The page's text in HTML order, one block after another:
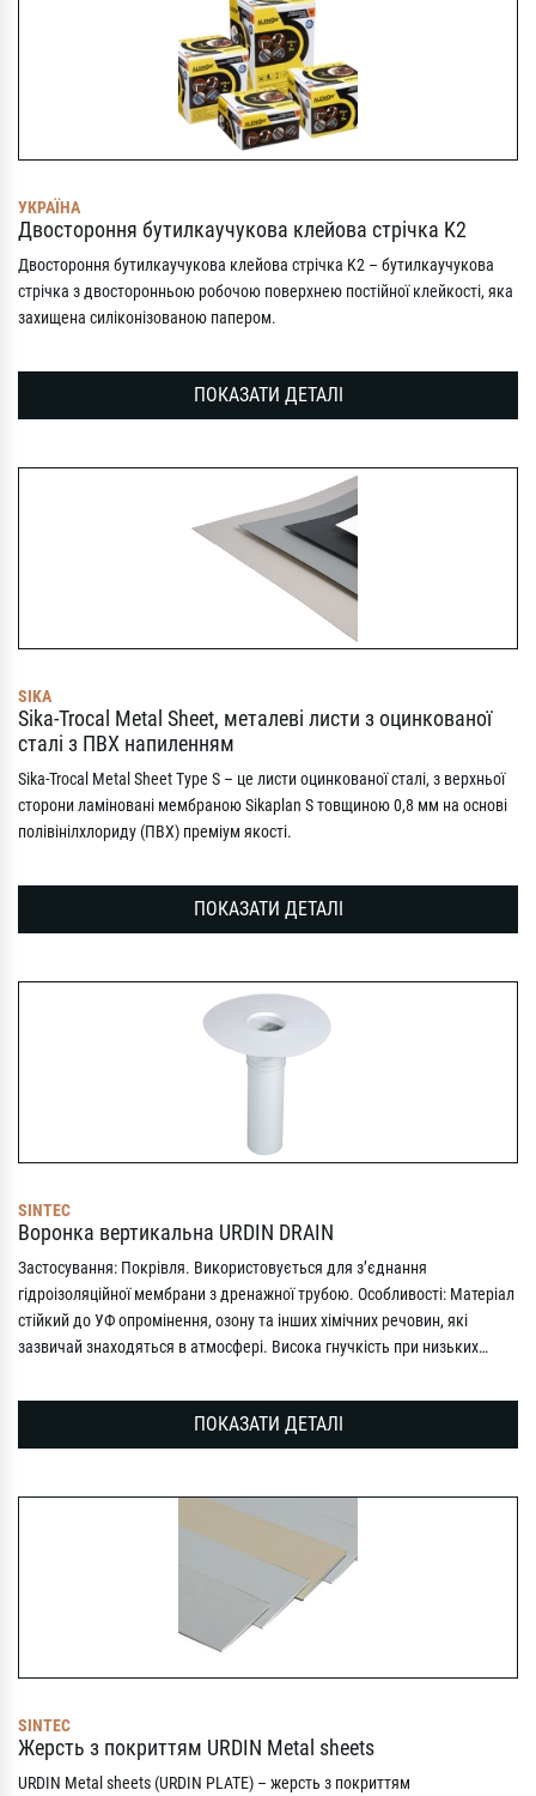
УКРАЇНА
Двостороння бутилкаучукова клейова стрічка K2
Двостороння бутилкаучукова клейова стрічка K2 – бутилкаучукова
стрічка з двосторонньою робочою поверхнею постійної клейкості, яка
захищена силіконізованою папером.
ПОКАЗАТИ ДЕТАЛІ
SIKA
Sika-Trocal Metal Sheet, металеві листи з оцинкованої
сталі з ПВХ напиленням
Sika-Trocal Metal Sheet Type S – це листи оцинкованої сталі, з верхньої
сторони ламіновані мембраною Sikaplan S товщиною 0,8 мм на основі
полівінілхлориду (ПВХ) преміум якості.
ПОКАЗАТИ ДЕТАЛІ
SINTEC
Воронка вертикальна URDIN DRAIN
Застосування: Покрівля. Використовується для з’єднання
гідроізоляційної мембрани з дренажної трубою. Особливості: Матеріал
стійкий до УФ опромінення, озону та інших хімічних речовин, які
зазвичай знаходяться в атмосфері. Висока гнучкість при низьких…
ПОКАЗАТИ ДЕТАЛІ
SINTEC
Жерсть з покриттям URDIN Metal sheets
URDIN Metal sheets (URDIN PLATE) – жерсть з покриттям